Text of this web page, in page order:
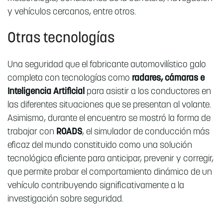
y vehículos cercanos, entre otros.
Otras tecnologías
Una seguridad que el fabricante automovilístico galo
completa con tecnologías como radares, cámaras e
Inteligencia Artificial para asistir a los conductores en
las diferentes situaciones que se presentan al volante.
Asimismo, durante el encuentro se mostró la forma de
trabajar con ROADS, el simulador de conducción más
eficaz del mundo constituido como una solución
tecnológica eficiente para anticipar, prevenir y corregir,
que permite probar el comportamiento dinámico de un
vehículo contribuyendo significativamente a la
investigación sobre seguridad.